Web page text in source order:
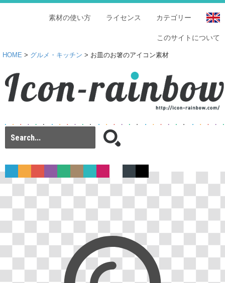
カテゴリー
ライセンス
素材の使い方
このサイトについて
HOME > グルメ・キッチン > お皿のお箸のアイコン素材